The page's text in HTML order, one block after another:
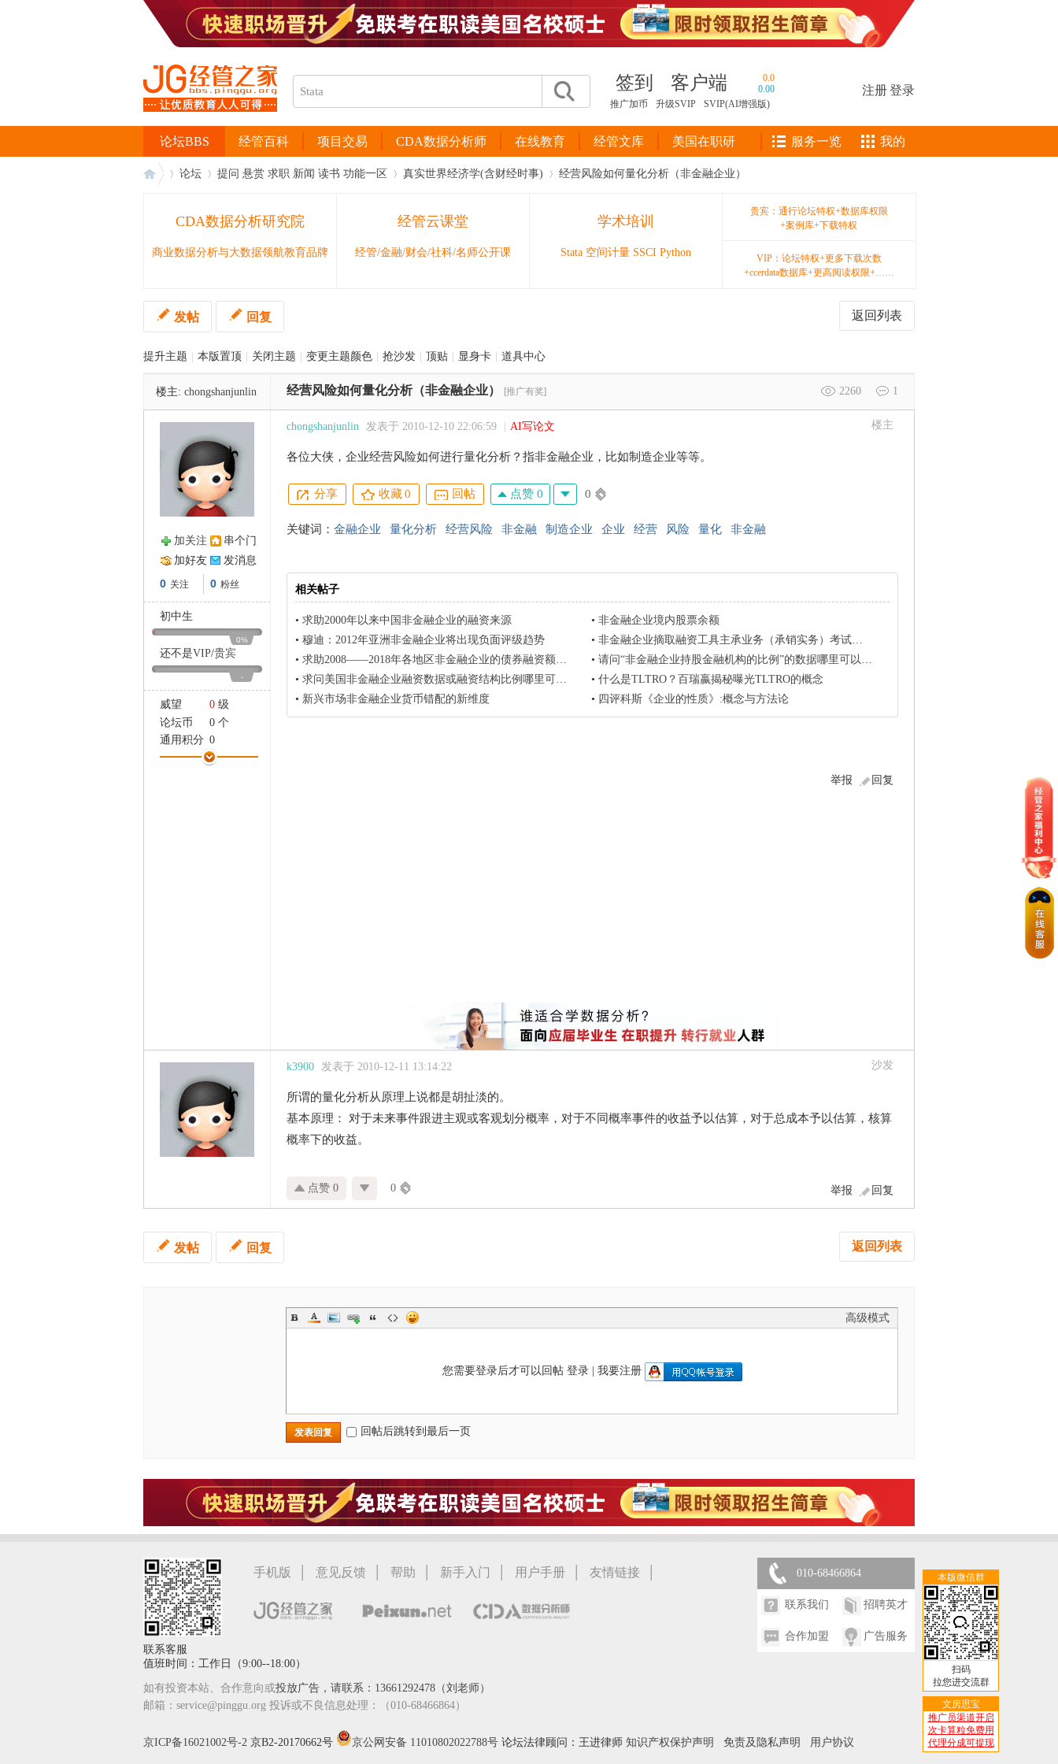
签到 客户端
0.0
0.00
推广加币
升级SVIP SVIP(AI增强版)
注册登录
经管百科 项目交易 CDA数据分析师 在线教育 经管文库 美国在职研
论坛BBS 服务一览 我的
论坛 提问 悬赏 求职 新闻 读书 功能一区 真实世界经济学(含财经时事) 经营风险如何量化分析（非金融企业）
CDA数据分析研究院
商业数据分析与大数据领航教育品牌
经管云课堂
经管/金融/财会/社科/名师公开课
学术培训
Stata 空间计量 SSCI Python
贵宾：通行论坛特权+数据库权限
+案例库+下载特权
VIP：论坛特权+更多下载次数
+ccerdata数据库+更高阅读权限+……
返回列表
发帖 回复
提升主题 本版置顶 关闭主题 变更主题颜色 抢沙发 顶贴 显身卡 道具中心
楼主: chongshanjunlin 2260 1
经营风险如何量化分析（非金融企业） [推广有奖]
加关注
串个门
加好友
发消息
0 关注 0 粉丝
初中生
0%
还不是VIP/贵宾
-
威望 0 级
论坛币
0 个
通用积分 0
学术水平
0 点
楼主
chongshanjunlin 发表于 2010-12-10 22:06:59 AI写论文
各位大侠，企业经营风险如何进行量化分析？指非金融企业，比如制造企业等等。
分享 收藏0 回帖 点赞 0 0
关键词： 金融企业 量化分析 经营风险 非金融 制造企业 企业 经营 风险 量化 非金融
相关帖子
• 求助2000年以来中国非金融企业的融资来源 • 非金融企业境内股票余额
• 穆迪：2012年亚洲非金融企业将出现负面评级趋势 • 非金融企业摘取融资工具主承业务（承销实务）考试资料
• 求助2008——2018年各地区非金融企业的债券融资额数据 • 请问“非金融企业持股金融机构的比例”的数据哪里可以获得？
• 求问美国非金融企业融资数据或融资结构比例哪里可以找到？拜谢！ • 什么是TLTRO？百瑞嬴揭秘曝光TLTRO的概念
• 新兴市场非金融企业货币错配的新维度 • 四评科斯《企业的性质》:概念与方法论
回复
举报
沙发
k3900 发表于 2010-12-11 13:14:22
所谓的量化分析从原理上说都是胡扯淡的。
基本原理： 对于未来事件跟进主观或客观划分概率，对于不同概率事件的收益予以估算，对于总成本予以估算，核算
概率下的收益。
回复
举报
点赞 0 0
返回列表
发帖 回复
高级模式
您需要登录后才可以回帖 登录| 我要注册
发表回复 回帖后跳转到最后一页
本版微信群
扫码
拉您进交流群
文房思宝
推广员渠道开启
次卡算粒免费用
代理分成可提现
手机版 | 意见反馈 | 帮助 | 新手入门 | 用户手册 | 友情链接 |
联系客服
值班时间：工作日（9:00--18:00）
如有投资本站、合作意向或投放广告，请联系：13661292478（刘老师）
邮箱：service@pinggu.org 投诉或不良信息处理：（010-68466864）
010-68466864
联系我们 招聘英才
合作加盟 广告服务
京ICP备16021002号-2 京B2-20170662号 京公网安备 11010802022788号 论坛法律顾问：王进律师 知识产权保护声明 免责及隐私声明 用户协议